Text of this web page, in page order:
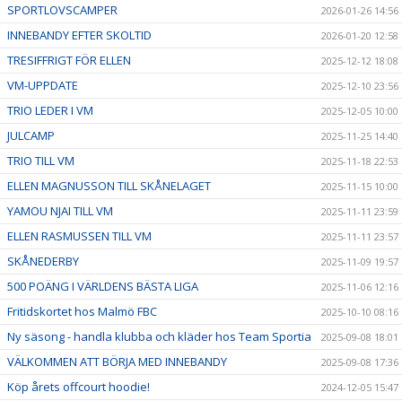
SPORTLOVSCAMPER 2026-01-26 14:56
INNEBANDY EFTER SKOLTID 2026-01-20 12:58
TRESIFFRIGT FÖR ELLEN 2025-12-12 18:08
VM-UPPDATE 2025-12-10 23:56
TRIO LEDER I VM 2025-12-05 10:00
JULCAMP 2025-11-25 14:40
TRIO TILL VM 2025-11-18 22:53
ELLEN MAGNUSSON TILL SKÅNELAGET 2025-11-15 10:00
YAMOU NJAI TILL VM 2025-11-11 23:59
ELLEN RASMUSSEN TILL VM 2025-11-11 23:57
SKÅNEDERBY 2025-11-09 19:57
500 POÄNG I VÄRLDENS BÄSTA LIGA 2025-11-06 12:16
Fritidskortet hos Malmö FBC 2025-10-10 08:16
Ny säsong - handla klubba och kläder hos Team Sportia 2025-09-08 18:01
VÄLKOMMEN ATT BÖRJA MED INNEBANDY 2025-09-08 17:36
Köp årets offcourt hoodie! 2024-12-05 15:47